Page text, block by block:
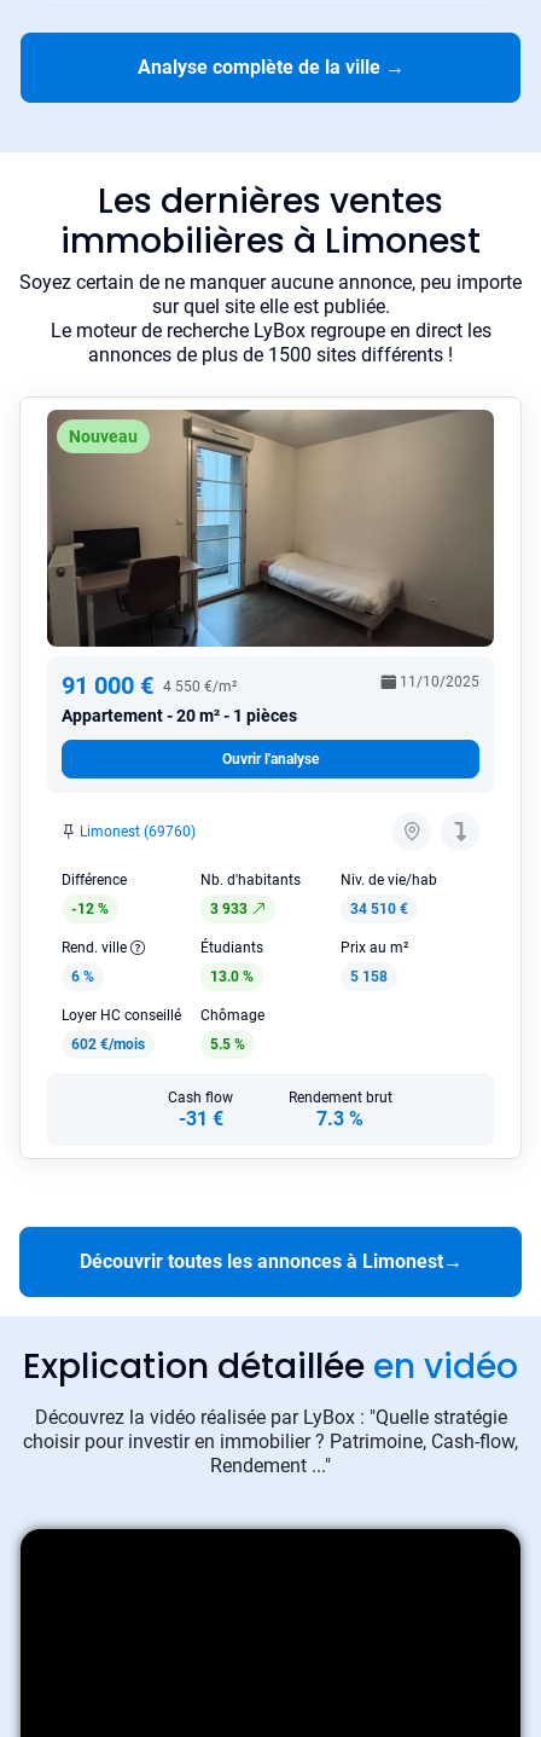
Analyse complète de la ville →
Les dernières ventes
immobilières à Limonest
Soyez certain de ne manquer aucune annonce, peu importe
sur quel site elle est publiée.
Le moteur de recherche LyBox regroupe en direct les
annonces de plus de 1500 sites différents !
Nouveau
91 000 € 4 550 €/m²
Appartement 20 m² - 1 pièces
11/10/2025
Ouvrir l'analyse
Limonest (69760)
Différence
-12 %
Nb. d'habitants
3 933
Niv. de vie/hab
34 510 €
Rend. ville
6 %
Étudiants
13.0 %
Prix au m²
5 158
Loyer HC conseillé
602 €/mois
Chômage
5.5 %
Cash flow
-31 €
Rendement brut
7.3 %
Découvrir toutes les annonces à Limonest→
Explication détaillée en vidéo
Découvrez la vidéo réalisée par LyBox : "Quelle stratégie
choisir pour investir en immobilier ? Patrimoine, Cash-flow,
Rendement ..."